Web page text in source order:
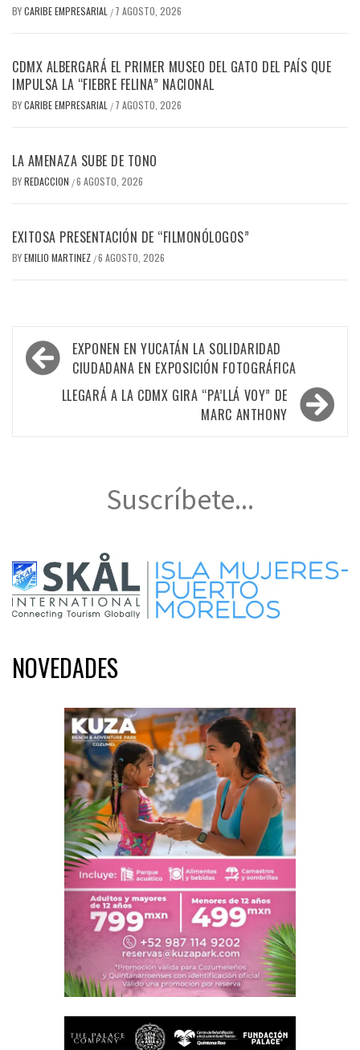
BYCARIBE EMPRESARIAL / 7 AGOSTO, 2026
CDMX ALBERGARÁ EL PRIMER MUSEO DEL GATO DEL PAÍS QUE
IMPULSA LA “FIEBRE FELINA” NACIONAL
BYCARIBE EMPRESARIAL / 7 AGOSTO, 2026
LA AMENAZA SUBE DE TONO
BYREDACCION /6 AGOSTO, 2026
EXITOSA PRESENTACIÓN DE “FILMONÓLOGOS”
BYEMILIO MARTINEZ /6 AGOSTO, 2026
Navegación
de
entradas
EXPONEN EN YUCATÁN LA SOLIDARIDAD
CIUDADANA EN EXPOSICIÓN FOTOGRÁFICA
LLEGARÁ A LA CDMX GIRA “PA’LLÁ VOY” DE
MARC ANTHONY
Suscríbete...
NOVEDADES